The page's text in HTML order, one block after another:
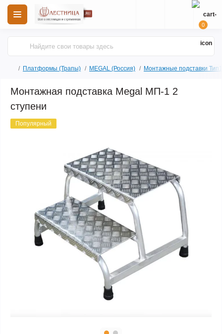
0
Платформы (Трапы) MEGAL (Россия) Монтажные подставки Тип1
Монтажная подставка Megal МП-1 2
ступени
Популярный